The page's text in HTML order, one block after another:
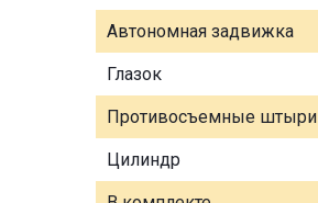
Автономная задвижка
Глазок
Противосъемные штыри
Цилиндр